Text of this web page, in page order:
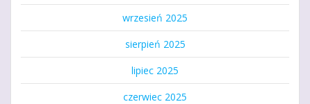
wrzesień 2025
sierpień 2025
lipiec 2025
czerwiec 2025